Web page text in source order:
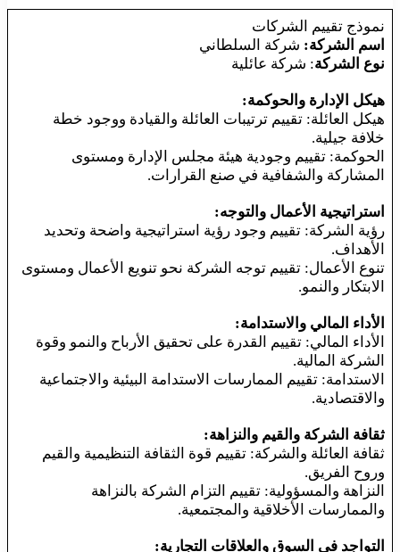
نموذج تقييم الشركات
اسم الشركة: شركة السلطاني
نوع الشركة: شركة عائلية
هيكل الإدارة والحوكمة:
هيكل العائلة: تقييم ترتيبات العائلة والقيادة ووجود خطة
خلافة جيلية.
الحوكمة: تقييم وجودية هيئة مجلس الإدارة ومستوى
المشاركة والشفافية في صنع القرارات.
استراتيجية الأعمال والتوجه:
رؤية الشركة: تقييم وجود رؤية استراتيجية واضحة وتحديد
الأهداف.
تنوع الأعمال: تقييم توجه الشركة نحو تنويع الأعمال ومستوى
الابتكار والنمو.
الأداء المالي والاستدامة:
الأداء المالي: تقييم القدرة على تحقيق الأرباح والنمو وقوة
الشركة المالية.
الاستدامة: تقييم الممارسات الاستدامة البيئية والاجتماعية
والاقتصادية.
ثقافة الشركة والقيم والنزاهة:
ثقافة العائلة والشركة: تقييم قوة الثقافة التنظيمية والقيم
وروح الفريق.
النزاهة والمسؤولية: تقييم التزام الشركة بالنزاهة
والممارسات الأخلاقية والمجتمعية.
التواجد في السوق والعلاقات التجارية: